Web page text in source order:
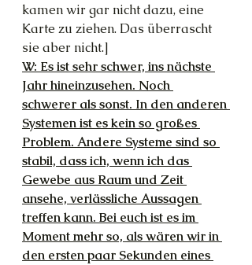
kamen wir gar nicht dazu, eine
Karte zu ziehen. Das überrascht
sie aber nicht.]
W: Es ist sehr schwer, ins nächste
Jahr hineinzusehen. Noch
schwerer als sonst. In den anderen
Systemen ist es kein so großes
Problem. Andere Systeme sind so
stabil, dass ich, wenn ich das
Gewebe aus Raum und Zeit
ansehe, verlässliche Aussagen
treffen kann. Bei euch ist es im
Moment mehr so, als wären wir in
den ersten paar Sekunden eines